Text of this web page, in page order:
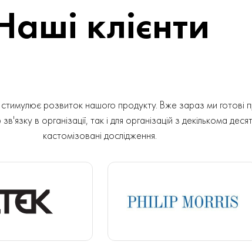
клієнти
розвиток нашого продукту. Вже зараз ми готові
в організації, так і для організацій з декількома
кастомізовані дослідження.